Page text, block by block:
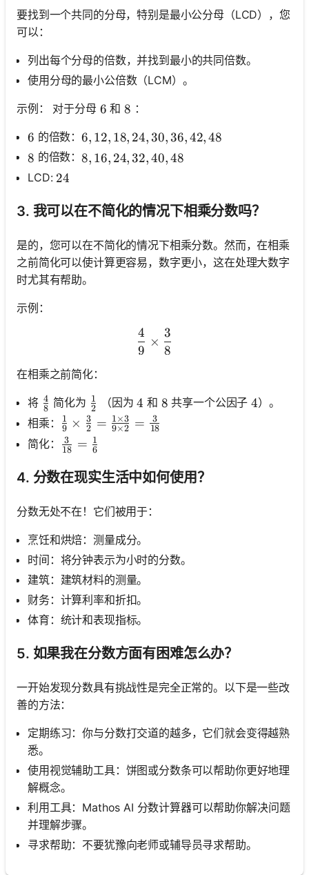
要找到一个共同的分母，特别是最小公分母（LCD），您
可以：
列出每个分母的倍数，并找到最小的共同倍数。
使用分母的最小公倍数（LCM）。
示例： 对于分母 6
6 和 8
8 ：
6
6 的倍数：6,12,18,24,30,36,42,48
6, 12, 18, 24,30,36,42, 48
8
8 的倍数：8,16,24,32,40,48
8, 16, 24, 32,40,48
LCD: 24
24
3. 我可以在不简化的情况下相乘分数吗？
是的，您可以在不简化的情况下相乘分数。然而，在相乘
之前简化可以使计算更容易，数字更小，这在处理大数字
时尤其有帮助。
示例：
\frac{4}{9} \times
9
4
×
8
3
在相乘之前简化：
将 \frac{4}{8}
8
4 简化为 \frac{1}{2}
2
1 （因为4
4 和 8
8 共享一个公因子4
4）。
相乘：
\frac{1}{9} \times \frac{3}{2}=\frac{1
9
1 × 2
3 = 9×2
1×3 = 18
3
简化： \frac{3}{18}=\frac{1}{6}
18
3 = 6
1
4. 分数在现实生活中如何使用？
分数无处不在！它们被用于：
烹饪和烘焙：测量成分。
时间：将分钟表示为小时的分数。
建筑：建筑材料的测量。
财务：计算利率和折扣。
体育：统计和表现指标。
5. 如果我在分数方面有困难怎么办？
一开始发现分数具有挑战性是完全正常的。以下是一些改
善的方法：
定期练习：你与分数打交道的越多，它们就会变得越熟
悉。
使用视觉辅助工具：饼图或分数条可以帮助你更好地理
解概念。
利用工具：Mathos AI 分数计算器可以帮助你解决问题
并理解步骤。
寻求帮助：不要犹豫向老师或辅导员寻求帮助。